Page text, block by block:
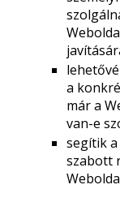
a
már a
van-e
segítik
szabott